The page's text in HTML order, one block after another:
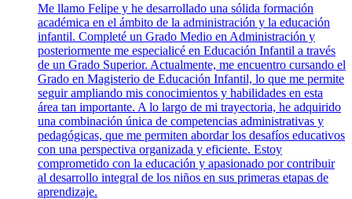
Me llamo Felipe y he desarrollado una sólida formación
académica en el ámbito de la administración y la educación
infantil. Completé un Grado Medio en Administración y
posteriormente me especialicé en Educación Infantil a través
de un Grado Superior. Actualmente, me encuentro cursando el
Grado en Magisterio de Educación Infantil, lo que me permite
seguir ampliando mis conocimientos y habilidades en esta
área tan importante. A lo largo de mi trayectoria, he adquirido
una combinación única de competencias administrativas y
pedagógicas, que me permiten abordar los desafíos educativos
con una perspectiva organizada y eficiente. Estoy
comprometido con la educación y apasionado por contribuir
al desarrollo integral de los niños en sus primeras etapas de
aprendizaje.